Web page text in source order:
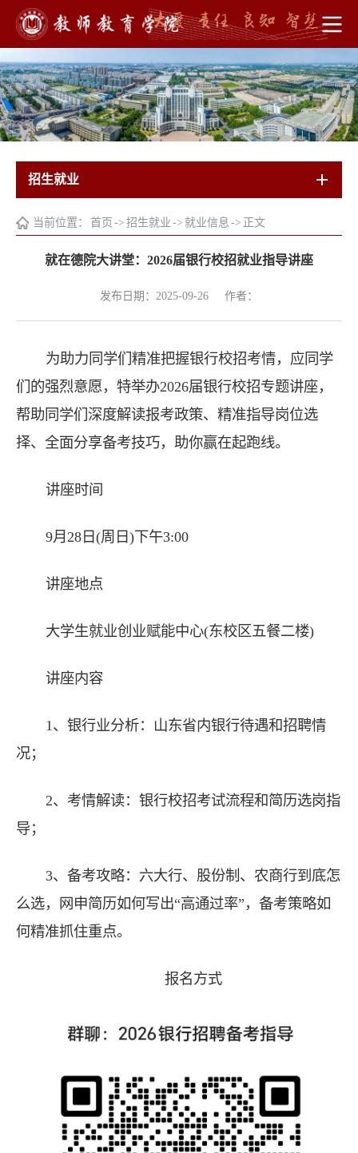
招生就业
当前位置： 首页 -> 招生就业 -> 就业信息 -> 正文
就在德院大讲堂：2026届银行校招就业指导讲座
发布日期：2025-09-26 作者：
为助力同学们精准把握银行校招考情，应同学
们的强烈意愿，特举办2026届银行校招专题讲座，
帮助同学们深度解读报考政策、精准指导岗位选
择、全面分享备考技巧，助你赢在起跑线。
讲座时间
9月28日(周日)下午3:00
讲座地点
大学生就业创业赋能中心(东校区五餐二楼)
讲座内容
1、银行业分析：山东省内银行待遇和招聘情
况；
2、考情解读：银行校招考试流程和简历选岗指
导；
3、备考攻略：六大行、股份制、农商行到底怎
么选，网申简历如何写出“高通过率”，备考策略如
何精准抓住重点。
报名方式